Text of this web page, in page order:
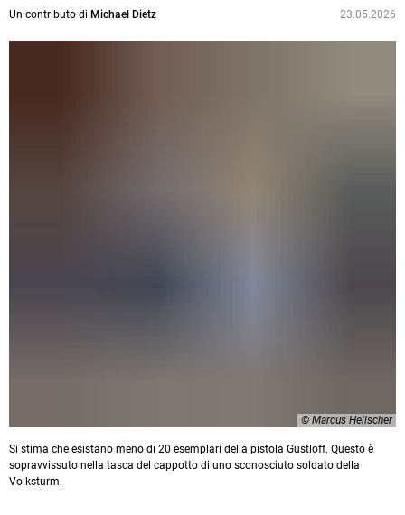
Un contributo di Michael Dietz 23.05.2026
© Marcus Heilscher
Si stima che esistano meno di 20 esemplari della pistola Gustloff. Questo è
sopravvissuto nella tasca del cappotto di uno sconosciuto soldato della
Volksturm.